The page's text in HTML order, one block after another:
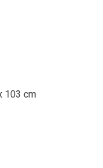
103 cm